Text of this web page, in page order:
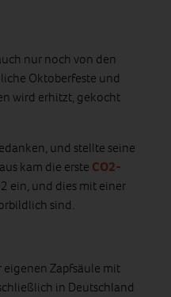
nur noch von den
Oktoberfeste und
wird erhitzt, gekocht
und stellte seine
kam die erste CO2-
ein, und dies mit einer
sind.
Zapfsäule mit
in Deutschland